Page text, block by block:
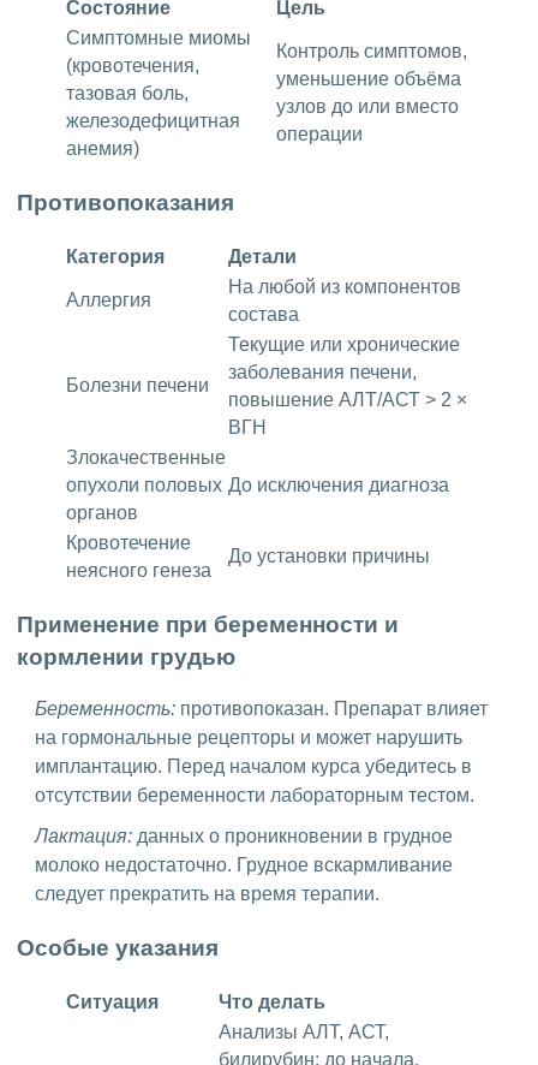
Состояние
Цель
Симптомные миомы
(кровотечения,
тазовая боль,
железодефицитная
анемия)
Контроль симптомов,
уменьшение объёма
узлов до или вместо
операции
Противопоказания
Категория Детали
Аллергия
На любой из компонентов
состава
Болезни печени
Текущие или хронические
заболевания печени,
повышение АЛТ/АСТ > 2 ×
ВГН
Злокачественные
опухоли половых
органов
До исключения диагноза
Кровотечение
неясного генеза
До установки причины
Применение при беременности и
кормлении грудью
Беременность: противопоказан. Препарат влияет
на гормональные рецепторы и может нарушить
имплантацию. Перед началом курса убедитесь в
отсутствии беременности лабораторным тестом.
Лактация: данных о проникновении в грудное
молоко недостаточно. Грудное вскармливание
следует прекратить на время терапии.
Особые указания
Ситуация Что делать
Анализы АЛТ, АСТ,
билирубин: до начала,